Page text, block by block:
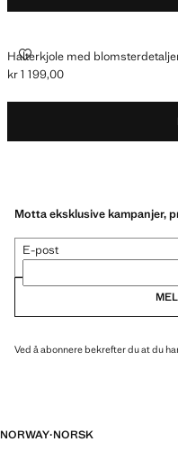
Halterkjole med
HALTERKJOLE MED
Gjeldende pris [kr 1 199,00 ]
kr 1 199,00
Motta eksklusive kampanjer,
E-post
Ved å abonnere bekrefter du at du
NORWAY·NORSK